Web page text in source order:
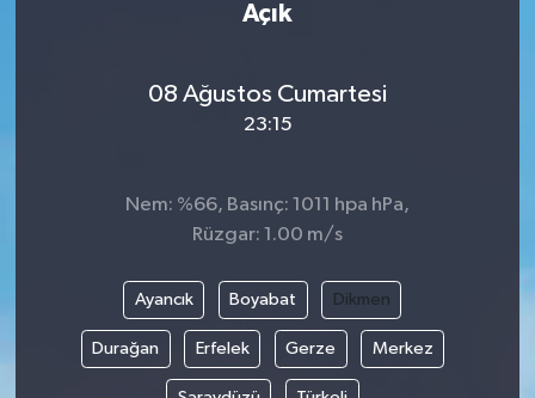
Açık
08 Ağustos Cumartesi
23:15
Nem: %66, Basınç: 1011 hpa hPa,
Rüzgar: 1.00 m/s
Ayancık Boyabat Dikmen
Durağan Erfelek Gerze Merkez